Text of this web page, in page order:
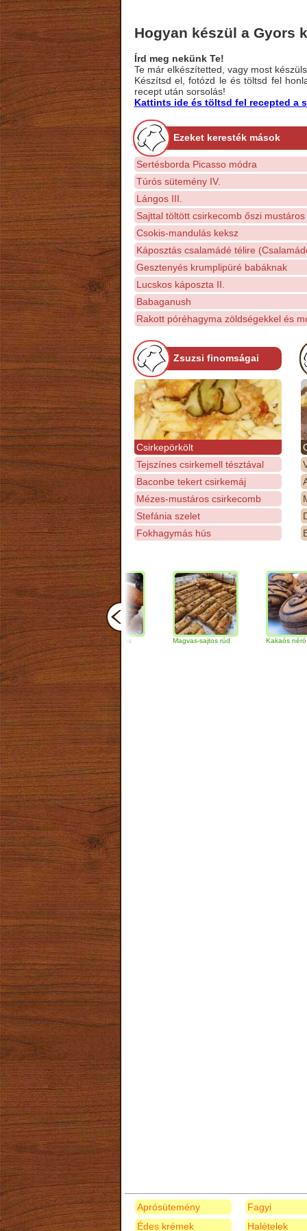
Hogyan készül a Gyors
Írd meg nekünk Te!
Te már elkészítetted, vagy most
Készítsd el, fotózd le és töltsd fel
recept után sorsolás!
Kattints ide és töltsd fel recepted a
Ezeket keresték mások
Sertésborda Picasso módra
Túrós sütemény IV.
Lángos III.
Sajttal töltött csirkecomb őszi
Csokis-mandulás keksz
Káposztás csalamádé télire
Gesztenyés krumplipüré babáknak
Lucskos káposzta II.
Babaganush
Rakott póréhagyma zöldségekkel és
Zsuzsi finomságai
Csirkepörkölt
Tejszínes csirkemell tésztával
Baconbe tekert csirkemáj
Mézes-mustáros csirkecomb
Stefánia szelet
Fokhagymás hús
Csokoládés-diós
szendvics
Magvas-sajtos rúd Kakaós néró
Aprósütemény
Édes krémek
Fagyi
Halételek